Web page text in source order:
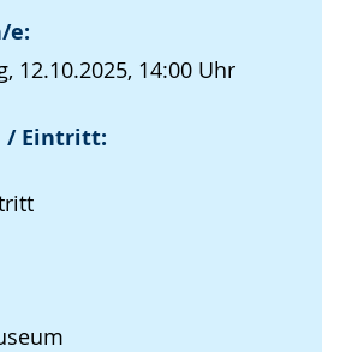
e:
12.10.2025, 14:00 Uhr
/ Eintritt: